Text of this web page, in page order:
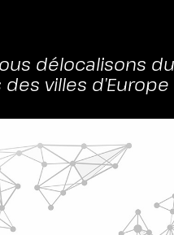
délocalisons
villes d’Europe